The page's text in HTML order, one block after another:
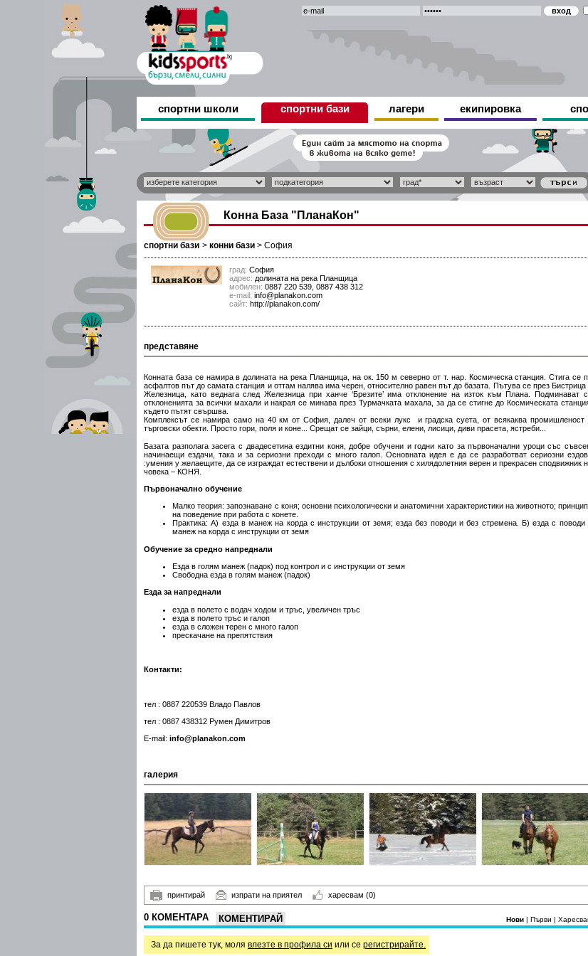
спортни школи спортни бази лагери екипировка
Конна База "ПланаКон"
спортни бази > конни бази > София
град: София
адрес: долината на река Планщица
мобилен: 0887 220 539, 0887 438 312
е-mail: info@planakon.com
сайт: http://planakon.com/
представяне
Конната база се намира в долината на река Планщица, на ок. 150 м северно от т. нар. Космическа станция. Стига се
асфалтов път до самата станция и оттам налява има черен, относително равен път до базата. Пътува се през Бистрица
Железница, като веднага след Железница при ханче ‘Брезите’ има отклонение на изток към Плана. Подминават
отклоненията за всички махали и накрая се минава през Турмачката махала, за да се стигне до Космическата
където пътят свършва.
Комплексът се намира само на 40 км от София, далеч от всеки лукс и градска суета, от всякаква промишленост
търговски обекти. Просто гори, поля и коне... Срещат се зайци, сърни, елени, лисици, диви прасета, ястреби...
Базата разполага засега с двадесетина ездитни коня, добре обучени и годни като за първоначални уроци със
начинаещи ездачи, така и за сериозни преходи с много галоп. Основната идея е да се разработват сериозни
:умения у желаещите, да се изграждат естествени и дълбоки отношения с хилядолетния верен и прекрасен сподвижник
човека – КОНЯ.
Първоначално обучение
Малко теория: запознаване с коня; основни психологически и анатомични характеристики на животното;
на поведение при работа с конете.
Практика: А) езда в манеж на корда с инструкции от земя; езда без поводи и без стремена. Б) езда с поводи
манеж на корда с инструкции от земя
Обучение за средно напреднали
Езда в голям манеж (падок) под контрол и с инструкции от земя
Свободна езда в голям манеж (падок)
Езда за напреднали
езда в полето с водач ходом и тръс, увеличен тръс
езда в полето тръс и галоп
езда в сложен терен с много галоп
прескачане на препятствия
Контакти:
тел : 0887 220539 Владо Павлов
тел : 0887 438312 Румен Димитров
E-mail: info@planakon.com
галерия
принтирай изпрати на приятел харесвам (0)
0 КОМЕНТАРА КОМЕНТИРАЙ Нови | Първи |
За да пишете тук, моля влезте в профила си или се регистрирайте.